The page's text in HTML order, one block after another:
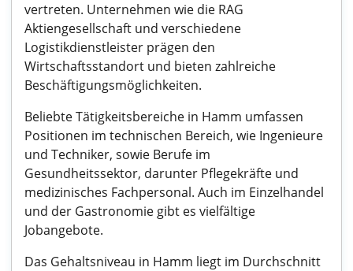
vertreten. Unternehmen wie die RAG
Aktiengesellschaft und verschiedene
Logistikdienstleister prägen den
Wirtschaftsstandort und bieten zahlreiche
Beschäftigungsmöglichkeiten.
Beliebte Tätigkeitsbereiche in Hamm umfassen
Positionen im technischen Bereich, wie Ingenieure
und Techniker, sowie Berufe im
Gesundheitssektor, darunter Pflegekräfte und
medizinisches Fachpersonal. Auch im Einzelhandel
und der Gastronomie gibt es vielfältige
Jobangebote.
Das Gehaltsniveau in Hamm liegt im Durchschnitt